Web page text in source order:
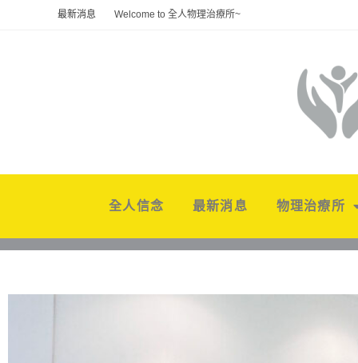
最新消息 Welcome to 全人物理治療所~
全人信念 最新消息 物理治療所